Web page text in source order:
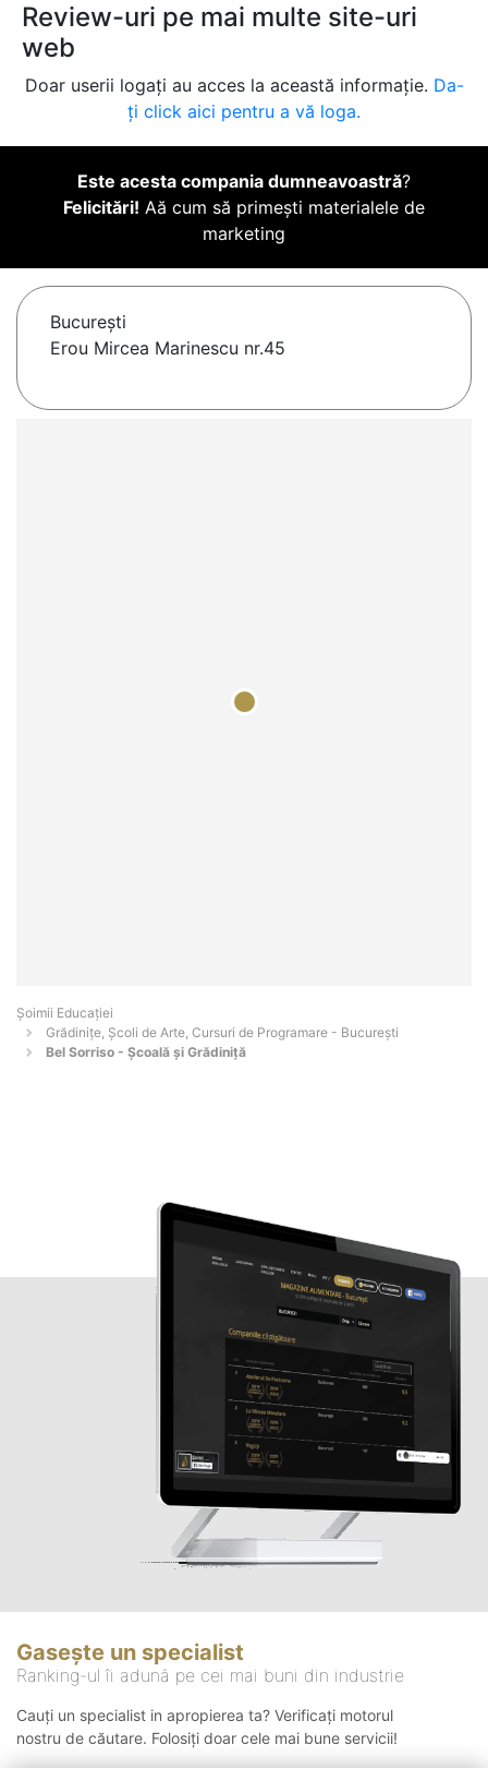
Review-uri pe mai multe site-uri
web
Doar userii logați au acces la această informație. Da-
ți click aici pentru a vă loga.
Este acesta compania dumneavoastră?
Felicitări! Aă cum să primești materialele de
marketing
Bucureşti
Erou Mircea Marinescu nr.45
Șoimii Educației
Grădinițe, Școli de Arte, Cursuri de Programare - Bucureşti
Bel Sorriso - Școală și Grădiniță
Gasește un specialist
Ranking-ul îi adună pe cei mai buni din industrie
Cauți un specialist in apropierea ta? Verificați motorul
nostru de căutare. Folosiți doar cele mai bune servicii!